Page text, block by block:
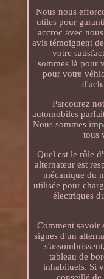
Nous nous
utiles pour
accroc avec
avis témoignent
- votre
sommes là pour
pour votre
Parcourez
automobiles
Nous sommes
tous
Quel est le rôle
alternateur est
mécanique du
utilisée pour
électriques
Comment savoir
signes d'un
tableau de
inhabituels. Si
conseillé de